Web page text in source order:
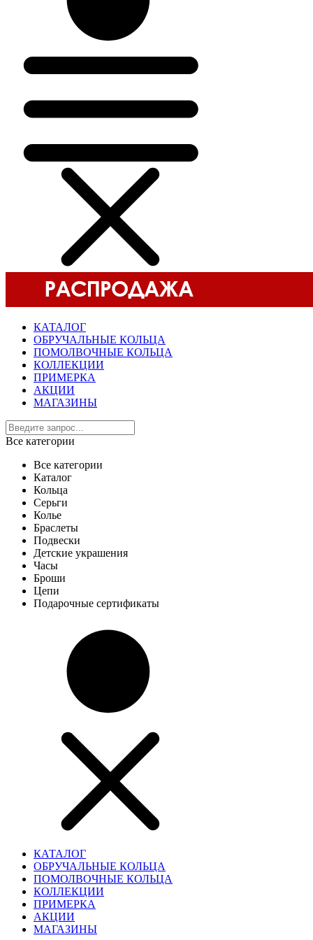
КАТАЛОГ
ОБРУЧАЛЬНЫЕ КОЛЬЦА
ПОМОЛВОЧНЫЕ КОЛЬЦА
КОЛЛЕКЦИИ
ПРИМЕРКА
АКЦИИ
МАГАЗИНЫ
Все категории
Все категории
Каталог
Кольца
Серьги
Колье
Браслеты
Подвески
Детские украшения
Часы
Броши
Цепи
Подарочные сертификаты
КАТАЛОГ
ОБРУЧАЛЬНЫЕ КОЛЬЦА
ПОМОЛВОЧНЫЕ КОЛЬЦА
КОЛЛЕКЦИИ
ПРИМЕРКА
АКЦИИ
МАГАЗИНЫ